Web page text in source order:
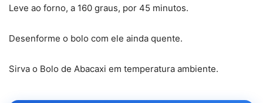
Leve ao forno, a 160 graus, por 45 minutos.
Desenforme o bolo com ele ainda quente.
Sirva o Bolo de Abacaxi em temperatura ambiente.